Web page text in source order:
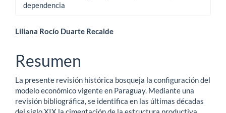
dependencia
Contenido
principal
del
artículo
Liliana Rocío Duarte Recalde
Resumen
La presente revisión histórica bosqueja la configuración del
modelo económico vigente en Paraguay. Mediante una
revisión bibliográfica, se identifica en las últimas décadas